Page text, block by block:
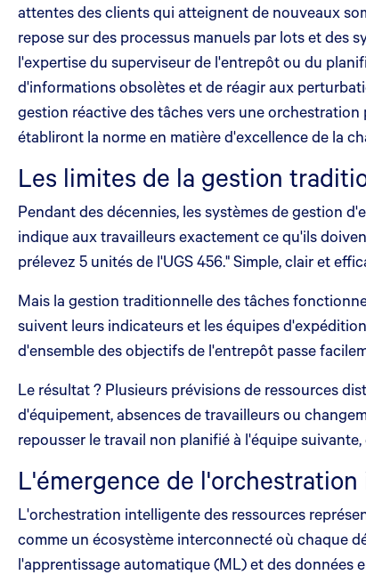
attentes des clients qui atteignent de nouveaux
repose sur des processus manuels par lots et des
l'expertise du superviseur de l'entrepôt ou du
d'informations obsolètes et de réagir aux
gestion réactive des tâches vers une
établiront la norme en matière d'excellence de la
Les limites de la gestion
Pendant des décennies, les systèmes de gestion
indique aux travailleurs exactement ce qu'ils
prélevez 5 unités de l'UGS 456." Simple, clair et
Mais la gestion traditionnelle des tâches
suivent leurs indicateurs et les équipes
d'ensemble des objectifs de l'entrepôt passe
Le résultat ? Plusieurs prévisions de ressources
d'équipement, absences de travailleurs ou
repousser le travail non planifié à l'équipe
L'émergence de
L'orchestration intelligente des ressources
comme un écosystème interconnecté où chaque
l'apprentissage automatique (ML) et des données